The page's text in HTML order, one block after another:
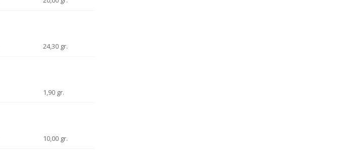
24,30 gr.
1,90 gr.
10,00 gr.